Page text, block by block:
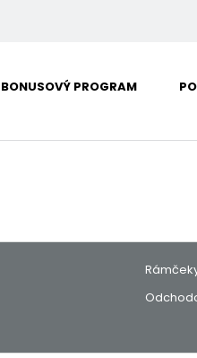
BONUSOVÝ PROGRAM